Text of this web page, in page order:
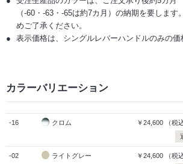
（-60・-63・-65は約7カ月）の納期を要します
めご了承ください。
表示価格は、シングルレバーハンドルのみの価
カラーバリエーション
-16 クロム ￥24,600 （税
-02 ライトグレー ￥24,600 （税